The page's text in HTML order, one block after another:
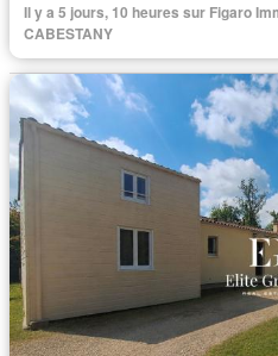
Il y a 5 jours, 10 heures sur Figaro
CABESTANY